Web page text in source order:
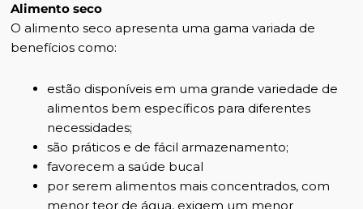
Alimento seco
O alimento seco apresenta uma gama variada de
benefícios como:
estão disponíveis em uma grande variedade de
alimentos bem específicos para diferentes
necessidades;
são práticos e de fácil armazenamento;
favorecem a saúde bucal
por serem alimentos mais concentrados, com
menor teor de água, exigem um menor